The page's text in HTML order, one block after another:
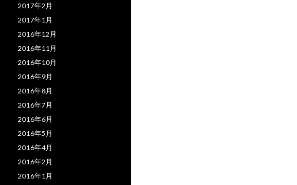
2017年2月
2017年1月
2016年12月
2016年11月
2016年10月
2016年9月
2016年8月
2016年7月
2016年6月
2016年5月
2016年4月
2016年2月
2016年1月